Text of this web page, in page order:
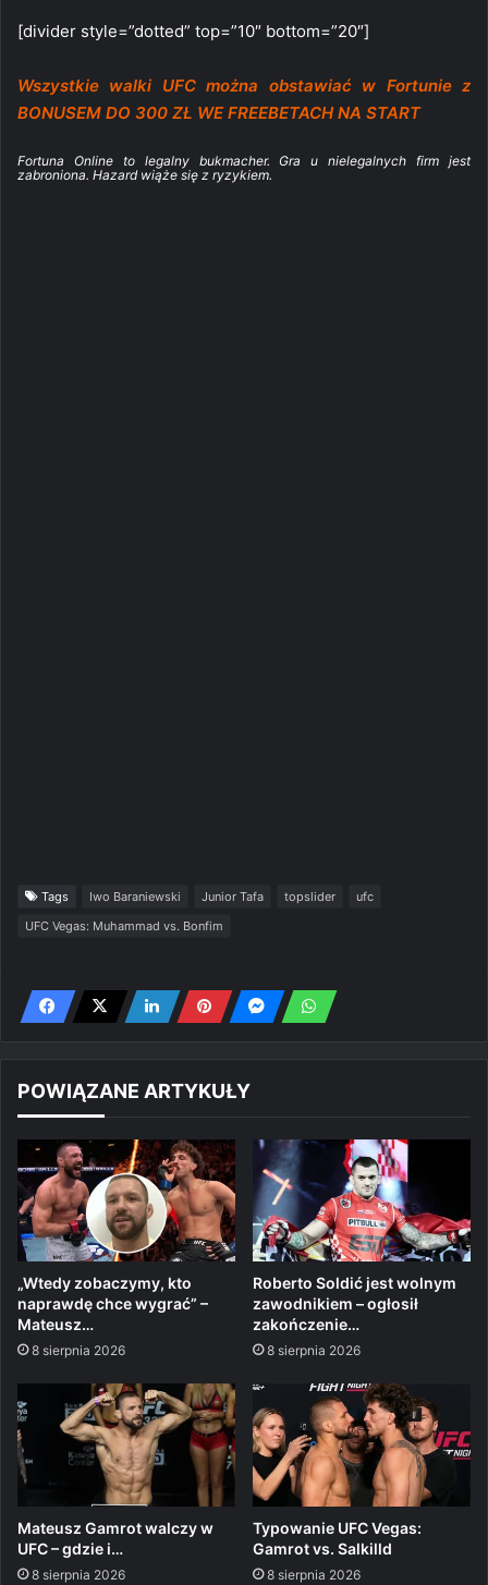
[divider style=”dotted” top=”10″ bottom=”20″]
Wszystkie walki UFC można obstawiać w Fortunie z
BONUSEM DO 300 ZŁ WE FREEBETACH NA START
Fortuna Online to legalny bukmacher. Gra u nielegalnych firm jest
zabroniona. Hazard wiąże się z ryzykiem.
Tags Iwo Baraniewski Junior Tafa topslider
ufc
UFC Vegas: Muhammad vs. Bonfim
POWIĄZANE ARTYKUŁY
„Wtedy zobaczymy, kto
naprawdę chce wygrać” –
Mateusz…
8 sierpnia 2026
Roberto Soldić jest wolnym
zawodnikiem – ogłosił
zakończenie…
8 sierpnia 2026
Mateusz Gamrot walczy w
UFC – gdzie i…
8 sierpnia 2026
Typowanie UFC Vegas:
Gamrot vs. Salkilld
8 sierpnia 2026